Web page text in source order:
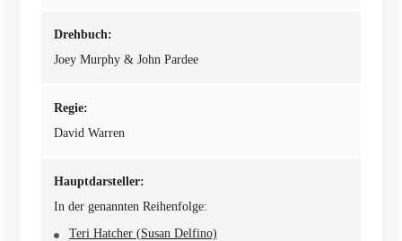
Drehbuch:
Joey Murphy & John Pardee
Regie:
David Warren
Hauptdarsteller:
In der genannten Reihenfolge:
Teri Hatcher (Susan Delfino)